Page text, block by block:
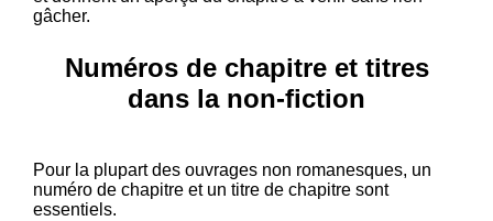
gâcher.
Numéros de chapitre et titres
dans la non-fiction
Pour la plupart des ouvrages non romanesques, un
numéro de chapitre et un titre de chapitre sont
essentiels.